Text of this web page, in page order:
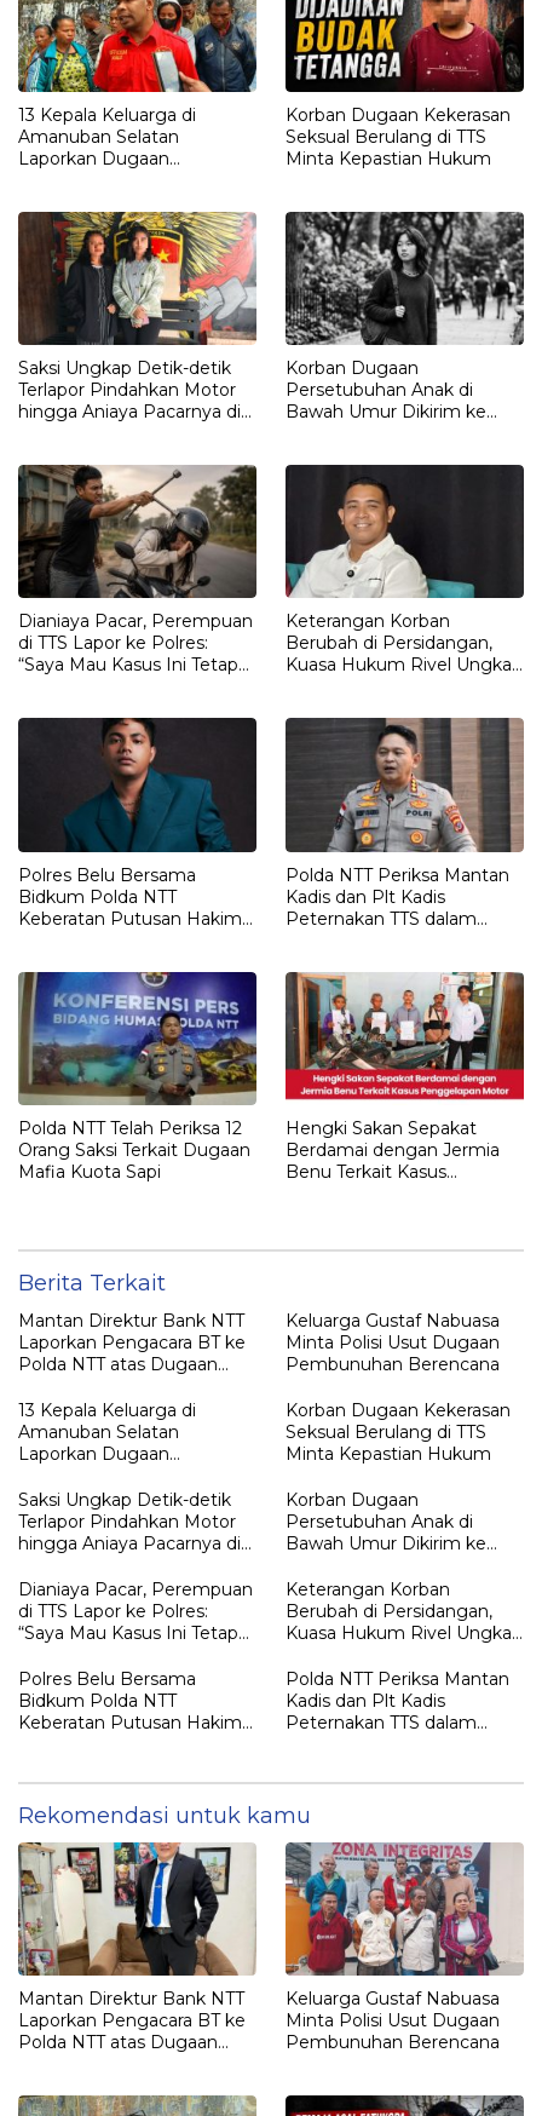
13 Kepala Keluarga di
Amanuban Selatan
Laporkan Dugaan
Korban Dugaan Kekerasan
Seksual Berulang di TTS
Minta Kepastian Hukum
Saksi Ungkap Detik-detik
Terlapor Pindahkan Motor
hingga Aniaya Pacarnya di
Korban Dugaan
Persetubuhan Anak di
Bawah Umur Dikirim ke
Dianiaya Pacar, Perempuan
di TTS Lapor ke Polres:
“Saya Mau Kasus Ini Tetap
Keterangan Korban
Berubah di Persidangan,
Kuasa Hukum Rivel Ungkap
Polres Belu Bersama
Bidkum Polda NTT
Keberatan Putusan Hakim
Polda NTT Periksa Mantan
Kadis dan Plt Kadis
Peternakan TTS dalam
Polda NTT Telah Periksa 12
Orang Saksi Terkait Dugaan
Mafia Kuota Sapi
Hengki Sakan Sepakat
Berdamai dengan Jermia
Benu Terkait Kasus
Berita Terkait
Mantan Direktur Bank NTT
Laporkan Pengacara BT ke
Polda NTT atas Dugaan
Keluarga Gustaf Nabuasa
Minta Polisi Usut Dugaan
Pembunuhan Berencana
13 Kepala Keluarga di
Amanuban Selatan
Laporkan Dugaan
Polisi
Korban Dugaan Kekerasan
Seksual Berulang di TTS
Minta Kepastian Hukum
Saksi Ungkap Detik-detik
Terlapor Pindahkan Motor
hingga Aniaya Pacarnya di
Korban Dugaan
Persetubuhan Anak di
Bawah Umur Dikirim ke
Dianiaya Pacar, Perempuan
di TTS Lapor ke Polres:
“Saya Mau Kasus Ini Tetap
Keterangan Korban
Berubah di Persidangan,
Kuasa Hukum Rivel Ungkap
Polres Belu Bersama
Bidkum Polda NTT
Keberatan Putusan Hakim
Polda NTT Periksa Mantan
Kadis dan Plt Kadis
Peternakan TTS dalam
Rekomendasi untuk kamu
Mantan Direktur Bank NTT
Laporkan Pengacara BT ke
Polda NTT atas Dugaan
Keluarga Gustaf Nabuasa
Minta Polisi Usut Dugaan
Pembunuhan Berencana